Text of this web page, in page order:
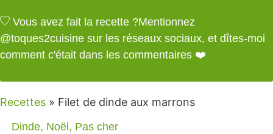
Vous avez fait la recette ?Mentionnez
@toques2cuisine sur les réseaux sociaux, et dîtes-moi
comment c'était dans les commentaires ❤️
Recettes » Filet de dinde aux marrons
Dinde, Noël , Pas cher